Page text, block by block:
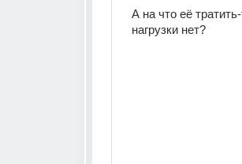
А на что её
нагрузки нет?